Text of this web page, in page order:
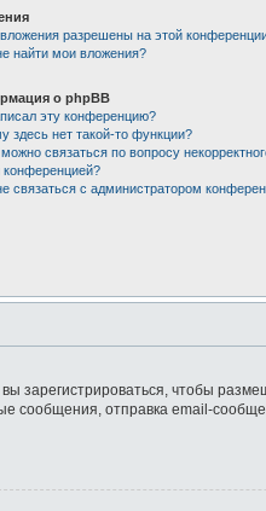
вложения разрешены на этой
найти мои вложения?
о phpBB
эту конференцию?
здесь нет такой-то функции?
связаться по вопросу
конференцией?
связаться с администратором
зарегистрироваться, чтобы
отправка email-